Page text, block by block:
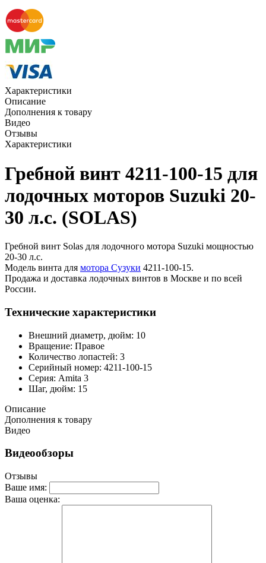
Характеристики
Описание
Дополнения к товару
Видео
Отзывы
Характеристики
Гребной винт 4211-100-15 для
лодочных моторов Suzuki 20-
30 л.с. (SOLAS)
Гребной винт Solas для лодочного мотора Suzuki мощностью
20-30 л.с.
Модель винта для мотора Сузуки 4211-100-15.
Продажа и доставка лодочных винтов в Москве и по всей
России.
Технические характеристики
Внешний диаметр, дюйм: 10
Вращение: Правое
Количество лопастей: 3
Серийный номер: 4211-100-15
Серия: Amita 3
Шаг, дюйм: 15
Описание
Дополнения к товару
Видео
Видеообзоры
Отзывы
Ваше имя:
Ваша оценка: